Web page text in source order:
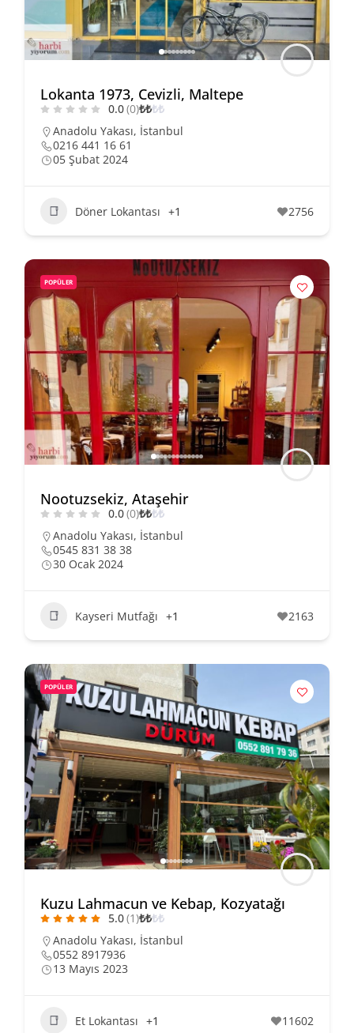
Lokanta 1973, Cevizli, Maltepe
0.0(0)₺₺₺₺
Anadolu Yakası, İstanbul
0216 441 16 61
05 Şubat 2024
Döner Lokantası +1 2756
POPÜLER
Nootuzsekiz, Ataşehir
0.0(0)₺₺₺₺
Anadolu Yakası, İstanbul
0545 831 38 38
30 Ocak 2024
Kayseri Mutfağı +1 2163
POPÜLER
Kuzu Lahmacun ve Kebap, Kozyatağı
5.0(1)₺₺₺₺
Anadolu Yakası, İstanbul
0552 8917936
13 Mayıs 2023
Et Lokantası +1 11602